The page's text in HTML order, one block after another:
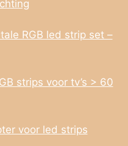
RGB led strip set –
strips voor tv’s > 60
voor led strips